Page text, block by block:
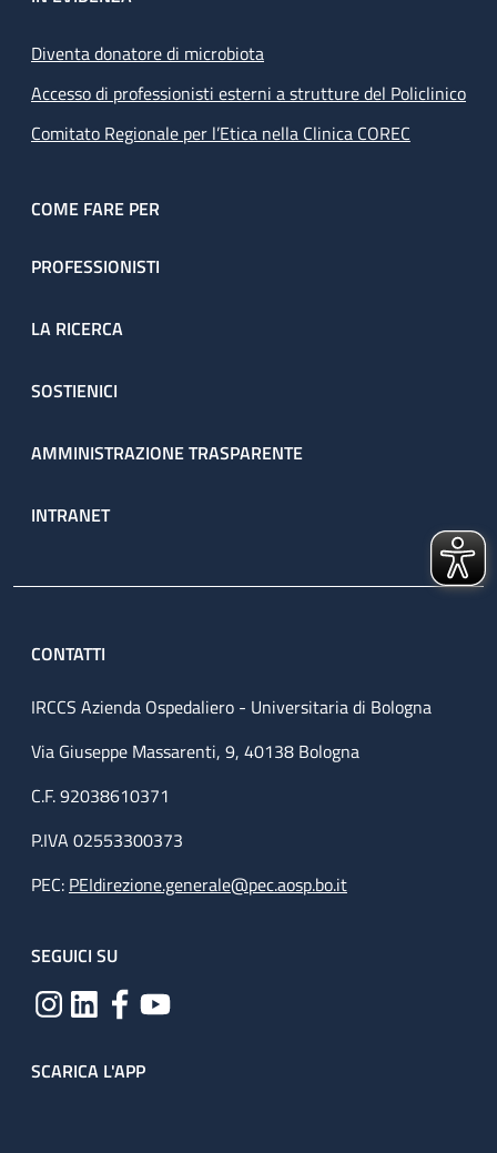
Diventa donatore di microbiota
Accesso di professionisti esterni a strutture del Policlinico
Comitato Regionale per l’Etica nella Clinica COREC
COME FARE PER
PROFESSIONISTI
LA RICERCA
SOSTIENICI
AMMINISTRAZIONE TRASPARENTE
INTRANET
CONTATTI
IRCCS Azienda Ospedaliero - Universitaria di Bologna
Via Giuseppe Massarenti, 9, 40138 Bologna
C.F. 92038610371
P.IVA 02553300373
PEC: PEIdirezione.generale@pec.aosp.bo.it
SEGUICI SU
SCARICA L'APP